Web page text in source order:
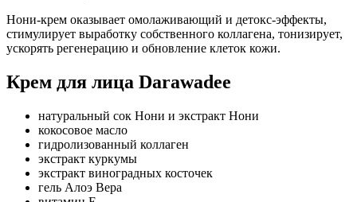
Нони-крем оказывает омолаживающий и детокс-эффекты,
стимулирует выработку собственного коллагена, тонизирует,
ускорять регенерацию и обновление клеток кожи.
Крем для лица Darawadee
натуральный сок Нони и экстракт Нони
кокосовое масло
гидролизованный коллаген
экстракт куркумы
экстракт виноградных косточек
гель Алоэ Вера